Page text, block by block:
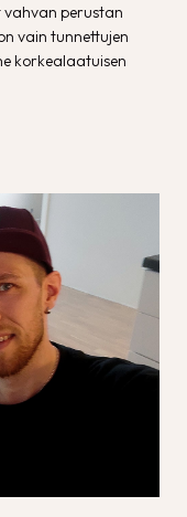
perustan
vain tunnettujen
korkealaatuisen